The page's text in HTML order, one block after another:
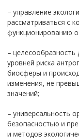
– управление
рассматриваться с
функционированию
–
уровней риска
биосферы и
изменения, не
значений;
– универсальность
безопасностью и
и методов